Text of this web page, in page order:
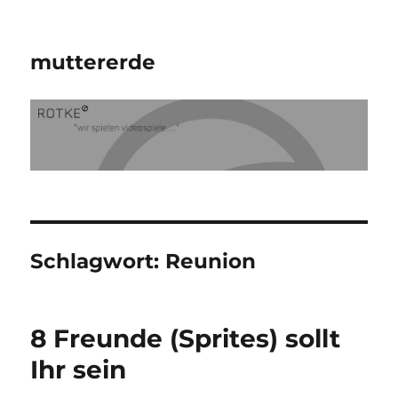
muttererde
Schlagwort: Reunion
8 Freunde (Sprites) sollt
Ihr sein